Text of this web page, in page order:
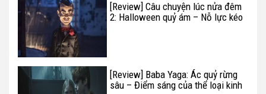
[Review] Câu chuyện lúc nửa đêm
2: Halloween quỷ ám – Nỗ lực kéo
[Review] Baba Yaga: Ác quỷ rừng
sâu – Điểm sáng của thể loại kinh